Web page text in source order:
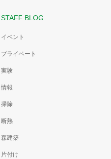
STAFF BLOG
イベント
プライベート
実験
情報
掃除
断熱
森建築
片付け